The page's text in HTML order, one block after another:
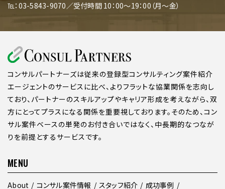
℡：03-5843-9070／受付時間 10：00～19：00（月～金）
コンサルパートナーズは従来の登録型コンサルティング案件紹介
エージェントのサービスに比べ、よりフラットな協業関係を志向し
ており、パートナーのスキルアップやキャリア形成を考えながら、双
方にとってプラスになる関係を重要視しております。そのため、コン
サル案件ベースの単発のお付き合いではなく、中長期的なつなが
りを前提とするサービスです。
MENU
About コンサル案件情報 スタッフ紹介 成功事例